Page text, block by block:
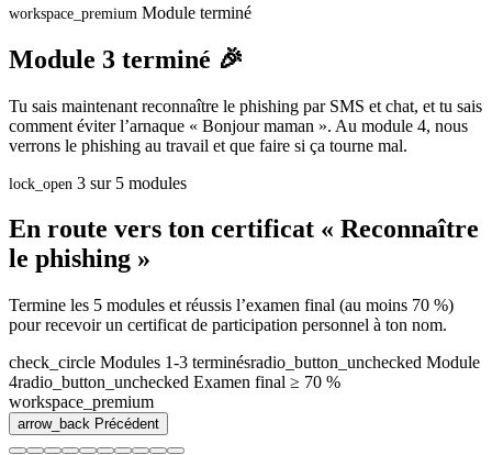
workspace_premium Module terminé
Module 3 terminé 🎉
Tu sais maintenant reconnaître le phishing par SMS et chat, et tu sais
comment éviter l’arnaque « Bonjour maman ». Au module 4, nous
verrons le phishing au travail et que faire si ça tourne mal.
lock_open 3 sur 5 modules
En route vers ton certificat « Reconnaître
le phishing »
Termine les 5 modules et réussis l’examen final (au moins 70 %)
pour recevoir un certificat de participation personnel à ton nom.
check_circle Modules 1-3 terminésradio_button_unchecked Module
4radio_button_unchecked Examen final ≥ 70 %
workspace_premium
arrow_back Précédent